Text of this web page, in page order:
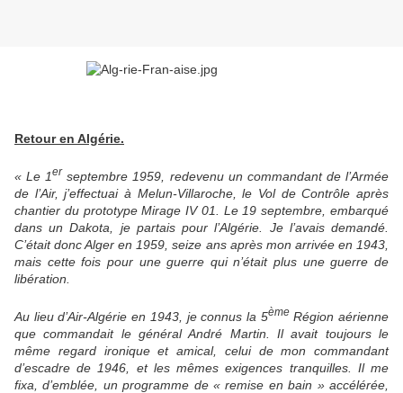
Retour en Algérie.
« Le 1er septembre 1959, redevenu un commandant de l’Armée
de l’Air, j’effectuai à Melun-Villaroche, le Vol de Contrôle après
chantier du prototype Mirage IV 01. Le 19 septembre, embarqué
dans un Dakota, je partais pour l’Algérie. Je l’avais demandé.
C’était donc Alger en 1959, seize ans après mon arrivée en 1943,
mais cette fois pour une guerre qui n’était plus une guerre de
libération.
Au lieu d’Air-Algérie en 1943, je connus la 5èmeRégion aérienne
que commandait le général André Martin. Il avait toujours le
même regard ironique et amical, celui de mon commandant
d’escadre de 1946, et les mêmes exigences tranquilles. Il me
fixa, d’emblée, un programme de « remise en bain » accélérée,